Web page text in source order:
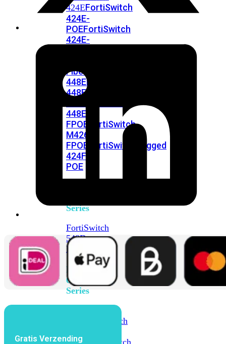
424EFortiSwitch
424E-
POEFortiSwitch
424E-
Fiber
448EFortiSwitch
448E-
448E-
FPOE
FortiSwitch
M426E-
FPOE
FortiSwitchRugged
424F-
POE
Series
FortiSwitch
548D-
FPOE
FortiSwitch
600
Series
FortiSwitch
FPOE
FortiSwitch
Gratis Verzending